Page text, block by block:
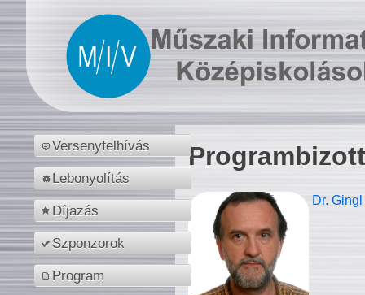
Versenyfelhívás
Lebonyolítás
Díjazás
Szponzorok
Program
Dr.